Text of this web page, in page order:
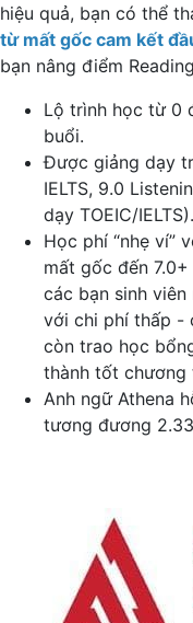
hiệu quả, bạn có thể
từ mất gốc cam kết
bạn nâng điểm
Lộ trình học từ 0
buổi.
Được giảng dạy
IELTS, 9.0
dạy TOEIC/IELTS).
Học phí “nhẹ ví”
mất gốc đến
các bạn sinh viên
với chi phí thấp -
còn trao học
thành tốt chương
Anh ngữ Athena
tương đương